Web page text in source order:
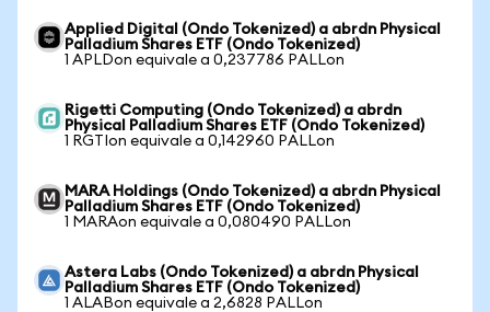
Applied Digital (Ondo Tokenized) a abrdn Physical
Palladium Shares ETF (Ondo Tokenized)
1 APLDon equivale a 0,237786 PALLon
Rigetti Computing (Ondo Tokenized) a abrdn
Physical Palladium Shares ETF (Ondo Tokenized)
1 RGTIon equivale a 0,142960 PALLon
MARA Holdings (Ondo Tokenized) a abrdn Physical
Palladium Shares ETF (Ondo Tokenized)
1 MARAon equivale a 0,080490 PALLon
Astera Labs (Ondo Tokenized) a abrdn Physical
Palladium Shares ETF (Ondo Tokenized)
1 ALABon equivale a 2,6828 PALLon